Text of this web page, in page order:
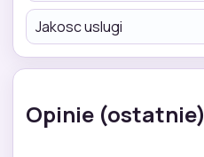
Jakosc uslugi
Opinie (ostatnie)